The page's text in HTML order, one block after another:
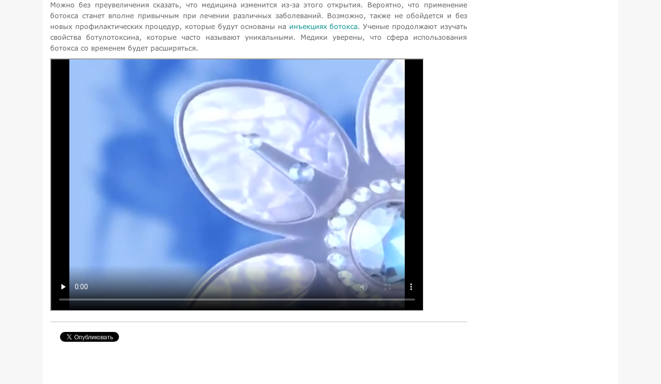
Можно без преувеличения сказать, что медицина изменится из-за этого открытия. Вероятно, что применение
ботокса станет вполне привычным при лечении различных заболеваний. Возможно, также не обойдется и без
новых профилактических процедур, которые будут основаны на инъекциях ботокса. Ученые продолжают изучать
свойства ботулотоксина, которые часто называют уникальными. Медики уверены, что сфера использования
ботокса со временем будет расширяться.